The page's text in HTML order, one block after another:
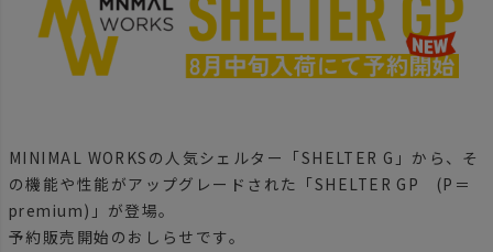
MINIMAL WORKSの人気シェルター「SHELTER G」から、そ
の機能や性能がアップグレードされた「SHELTER GP (P＝
premium)」が登場。
予約販売開始のおしらせです。